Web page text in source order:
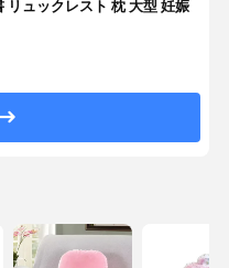
リュックレスト 枕 大型 妊娠